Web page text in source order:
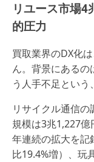
リユース市場4
的圧力
買取業界のDX化
ん。背景にある
う人手不足という
リサイクル通信
規模は3兆1,227
年連続の拡大を記
比19.4%増）、玩